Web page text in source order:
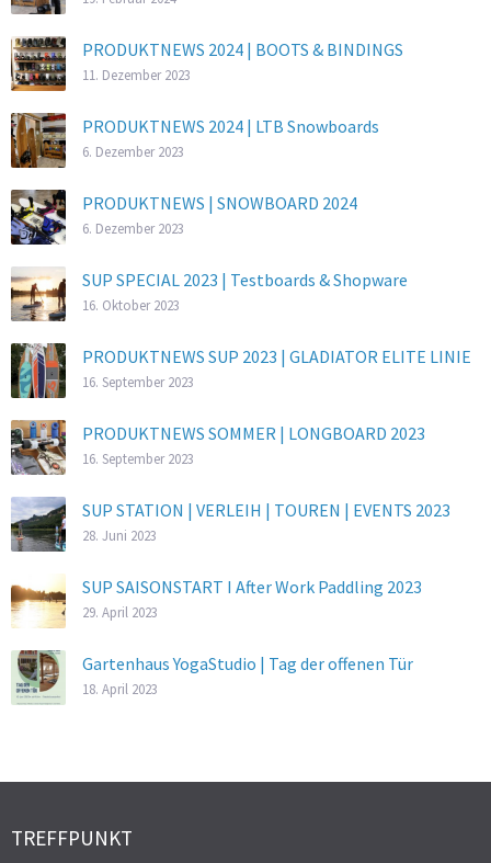
PRODUKTNEWS 2024 | BOOTS & BINDINGS
11. Dezember 2023
PRODUKTNEWS 2024 | LTB Snowboards
6. Dezember 2023
PRODUKTNEWS | SNOWBOARD 2024
6. Dezember 2023
SUP SPECIAL 2023 | Testboards & Shopware
16. Oktober 2023
PRODUKTNEWS SUP 2023 | GLADIATOR ELITE LINIE
16. September 2023
PRODUKTNEWS SOMMER | LONGBOARD 2023
16. September 2023
SUP STATION | VERLEIH | TOUREN | EVENTS 2023
28. Juni 2023
SUP SAISONSTART I After Work Paddling 2023
29. April 2023
Gartenhaus YogaStudio | Tag der offenen Tür
18. April 2023
TREFFPUNKT